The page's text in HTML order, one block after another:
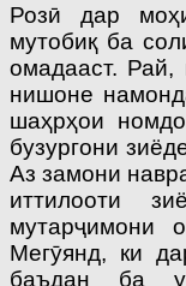
Розӣ дар
мутобиқ ба
омадааст. Рай,
нишоне
шаҳрҳои
бузургони
Аз замони
иттилооти
мутарҷимони
Мегӯянд, ки
баъдан ба